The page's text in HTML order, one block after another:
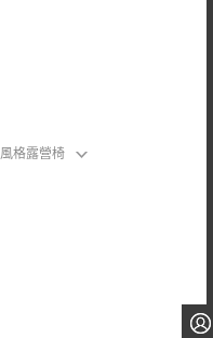
格露營椅